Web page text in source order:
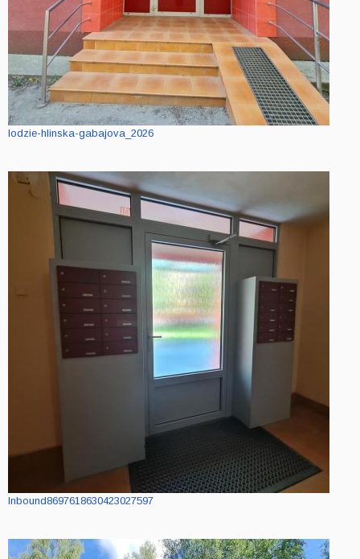
lodzie-hlinska-gabajova_2026
Inbound8697618630423027597